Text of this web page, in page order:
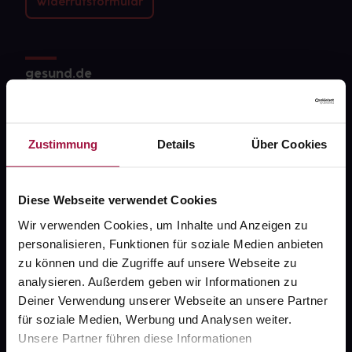
Zustimmung Details Über Cookies
Diese Webseite verwendet Cookies
Wir verwenden Cookies, um Inhalte und Anzeigen zu
personalisieren, Funktionen für soziale Medien anbieten
zu können und die Zugriffe auf unsere Webseite zu
analysieren. Außerdem geben wir Informationen zu
Deiner Verwendung unserer Webseite an unsere Partner
für soziale Medien, Werbung und Analysen weiter.
Unsere Partner führen diese Informationen
gesund.de
Karriere
Newsletter
Barrierefreiheitserklärung
PAYBACK
gesund-versorger.de
Sanitätshäuser
Datenschutz
AGB